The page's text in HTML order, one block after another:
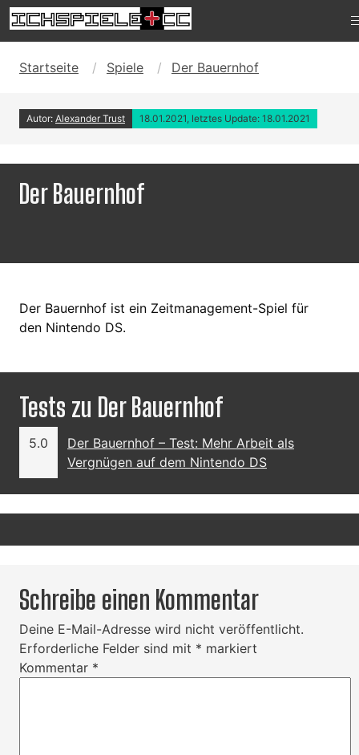
Startseite Spiele Der Bauernhof
Autor: Alexander Trust 18.01.2021, letztes Update: 18.01.2021
Der Bauernhof
Der Bauernhof ist ein Zeitmanagement-Spiel für
den Nintendo DS.
Tests zu Der Bauernhof
5.0
Der Bauernhof – Test: Mehr Arbeit als
Vergnügen auf dem Nintendo DS
Schreibe einen Kommentar
Deine E-Mail-Adresse wird nicht veröffentlicht.
Erforderliche Felder sind mit * markiert
Kommentar *